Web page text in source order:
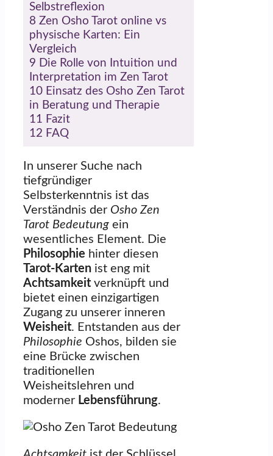
Selbstreflexion
8 Zen Osho Tarot online vs
physische Karten: Ein
Vergleich
9 Die Rolle von Intuition und
Interpretation im Zen Tarot
10 Einsatz des Osho Zen Tarot
in Beratung und Therapie
11 Fazit
12 FAQ
In unserer Suche nach
tiefgründiger
Selbsterkenntnis ist das
Verständnis der Osho Zen
Tarot Bedeutung ein
wesentliches Element. Die
Philosophie hinter diesen
Tarot-Karten ist eng mit
Achtsamkeit verknüpft und
bietet einen einzigartigen
Zugang zu unserer inneren
Weisheit. Entstanden aus der
Philosophie Oshos, bilden sie
eine Brücke zwischen
traditionellen
Weisheitslehren und
moderner Lebensführung.